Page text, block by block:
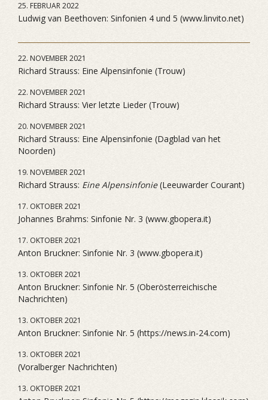
25. FEBRUAR 2022
Ludwig van Beethoven: Sinfonien 4 und 5 (www.linvito.net)
22. NOVEMBER 2021
Richard Strauss: Eine Alpensinfonie (Trouw)
22. NOVEMBER 2021
Richard Strauss: Vier letzte Lieder (Trouw)
20. NOVEMBER 2021
Richard Strauss: Eine Alpensinfonie (Dagblad van het
Noorden)
19. NOVEMBER 2021
Richard Strauss: Eine Alpensinfonie(Leeuwarder Courant)
17. OKTOBER 2021
Johannes Brahms: Sinfonie Nr. 3 (www.gbopera.it)
17. OKTOBER 2021
Anton Bruckner: Sinfonie Nr. 3 (www.gbopera.it)
13. OKTOBER 2021
Anton Bruckner: Sinfonie Nr. 5 (Oberösterreichische
Nachrichten)
13. OKTOBER 2021
Anton Bruckner: Sinfonie Nr. 5 (https://news.in-24.com)
13. OKTOBER 2021
(Voralberger Nachrichten)
13. OKTOBER 2021